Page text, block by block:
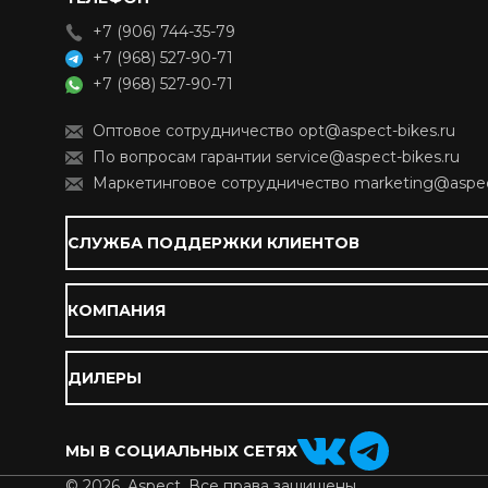
+7 (906) 744-35-79
+7 (968) 527-90-71
+7 (968) 527-90-71
Оптовое сотрудничество opt@aspect-bikes.ru
По вопросам гарантии service@aspect-bikes.ru
Маркетинговое сотрудничество
СЛУЖБА ПОДДЕРЖКИ КЛИЕНТОВ
КОМПАНИЯ
ДИЛЕРЫ
МЫ В СОЦИАЛЬНЫХ СЕТЯХ